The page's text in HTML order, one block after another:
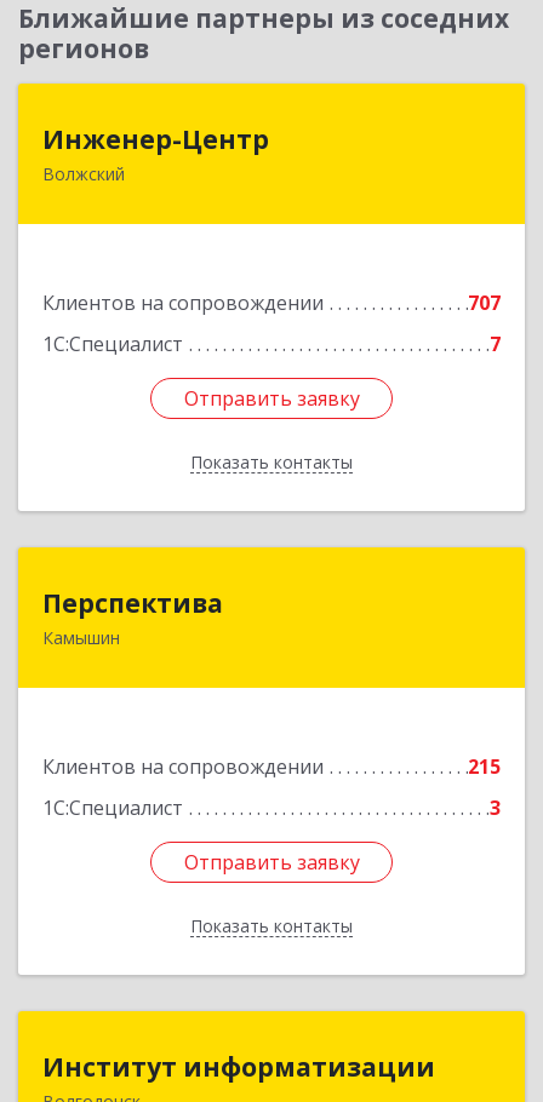
Ближайшие партнеры из соседних
регионов
Инженер-Центр
Волжский
Клиентов на сопровождении
707
1С:Специалист
7
Отправить заявку
Показать контакты
404120, Волгоградская обл, Волжский г, им
Отправить заявку
Назад
Перспектива
Камышин
Клиентов на сопровождении
215
1С:Специалист
3
Отправить заявку
Показать контакты
Отправить заявку
Назад
Институт информатизации
Институт информатизации